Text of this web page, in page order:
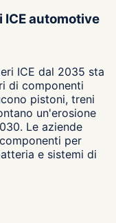
automotive
ICE dal 2035 sta
di componenti
pistoni, treni
un'erosione
Le aziende
per
e sistemi di